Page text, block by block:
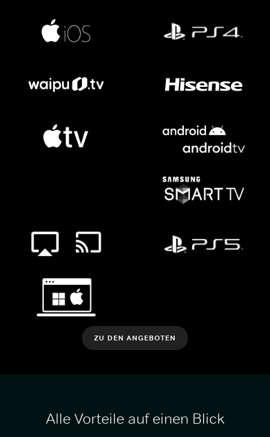
ZU DEN ANGEBOTEN
Alle Vorteile auf einen Blick